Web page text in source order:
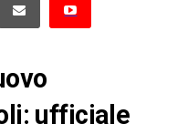
ufficiale